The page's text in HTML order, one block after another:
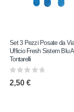
Set 3 Pezzi Posate da
Ufficio Fresh Sistem Blu
Tontarelli
0 out of 5
2,50 €